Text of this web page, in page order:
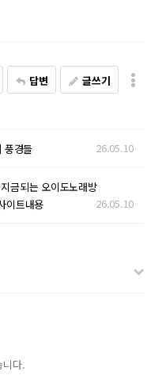
답변 글쓰기
풍경들 26.05.10
금되는 오이도노래방
이트내용
26.05.10
니다.